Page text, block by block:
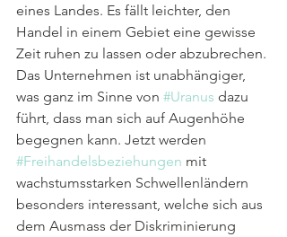
eines Landes. Es fällt leichter, den
Handel in einem Gebiet eine gewisse
Zeit ruhen zu lassen oder abzubrechen.
Das Unternehmen ist unabhängiger,
was ganz im Sinne von #Uranus dazu
führt, dass man sich auf Augenhöhe
begegnen kann. Jetzt werden
#Freihandelsbeziehungen mit
wachstumsstarken Schwellenländern
besonders interessant, welche sich aus
dem Ausmass der Diskriminierung